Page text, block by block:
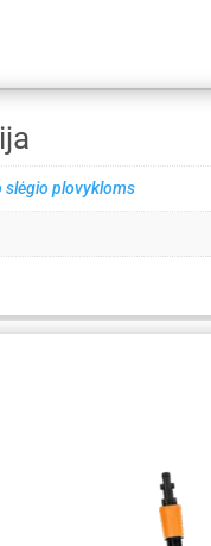
slėgio plovykloms